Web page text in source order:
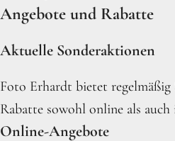
Angebote und Rabatte
Aktuelle Sonderaktionen
Foto Erhardt bietet regelmäßig
Rabatte sowohl online als
Online-Angebote